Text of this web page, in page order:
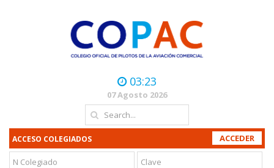
03:23
07 Agosto 2026
ACCESO COLEGIADOS